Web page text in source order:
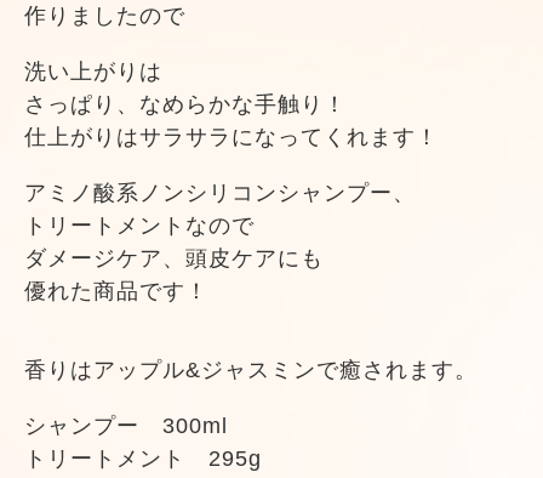
作りましたので
洗い上がりは
さっぱり、なめらかな手触り！
仕上がりはサラサラになってくれます！
アミノ酸系ノンシリコンシャンプー、
トリートメントなので
ダメージケア、頭皮ケアにも
優れた商品です！
香りはアップル&ジャスミンで癒されます。
シャンプー 300ml
トリートメント 295g